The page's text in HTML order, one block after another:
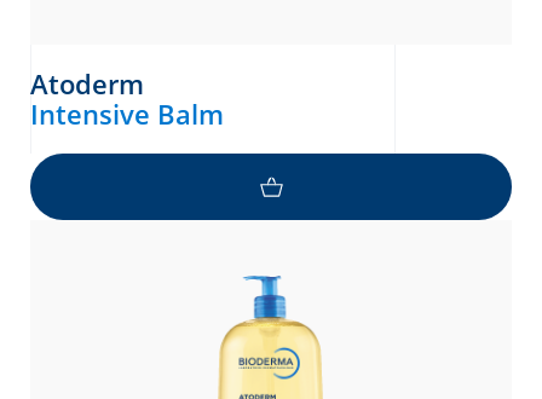
Atoderm
Intensive Balm